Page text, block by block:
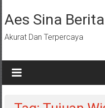
ke
konten
Aes Sina
Akurat Dan Terpercaya